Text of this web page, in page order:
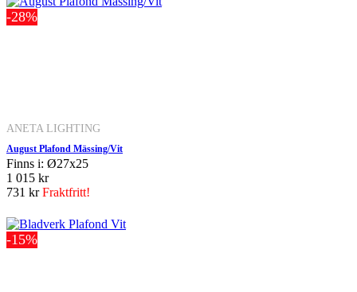
-28%
ANETA LIGHTING
August Plafond Mässing/Vit
Finns i: Ø27x25
1 015 kr
731 krFraktfritt!
-15%